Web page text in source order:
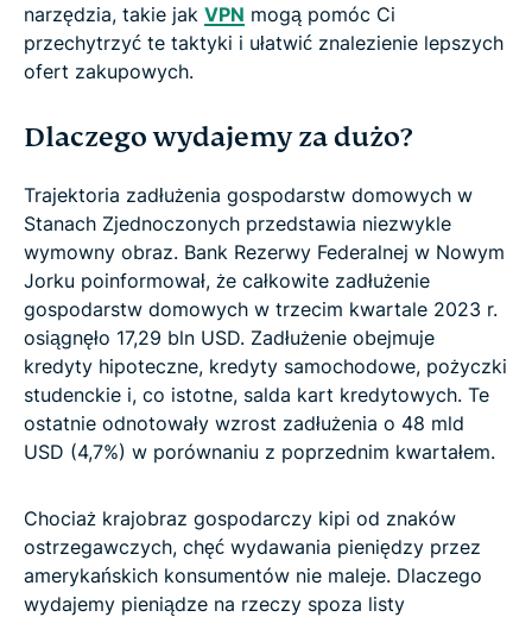
narzędzia, takie jak VPN mogą pomóc Ci
przechytrzyć te taktyki i ułatwić znalezienie lepszych
ofert zakupowych.
Dlaczego wydajemy za dużo?
Trajektoria zadłużenia gospodarstw domowych w
Stanach Zjednoczonych przedstawia niezwykle
wymowny obraz. Bank Rezerwy Federalnej w Nowym
Jorku poinformował, że całkowite zadłużenie
gospodarstw domowych w trzecim kwartale 2023 r.
osiągnęło 17,29 bln USD. Zadłużenie obejmuje
kredyty hipoteczne, kredyty samochodowe, pożyczki
studenckie i, co istotne, salda kart kredytowych. Te
ostatnie odnotowały wzrost zadłużenia o 48 mld
USD (4,7%) w porównaniu z poprzednim kwartałem.
Chociaż krajobraz gospodarczy kipi od znaków
ostrzegawczych, chęć wydawania pieniędzy przez
amerykańskich konsumentów nie maleje. Dlaczego
wydajemy pieniądze na rzeczy spoza listy